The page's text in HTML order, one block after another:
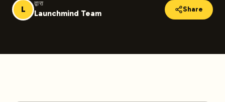
L
द्वारा
Launchmind Team Share